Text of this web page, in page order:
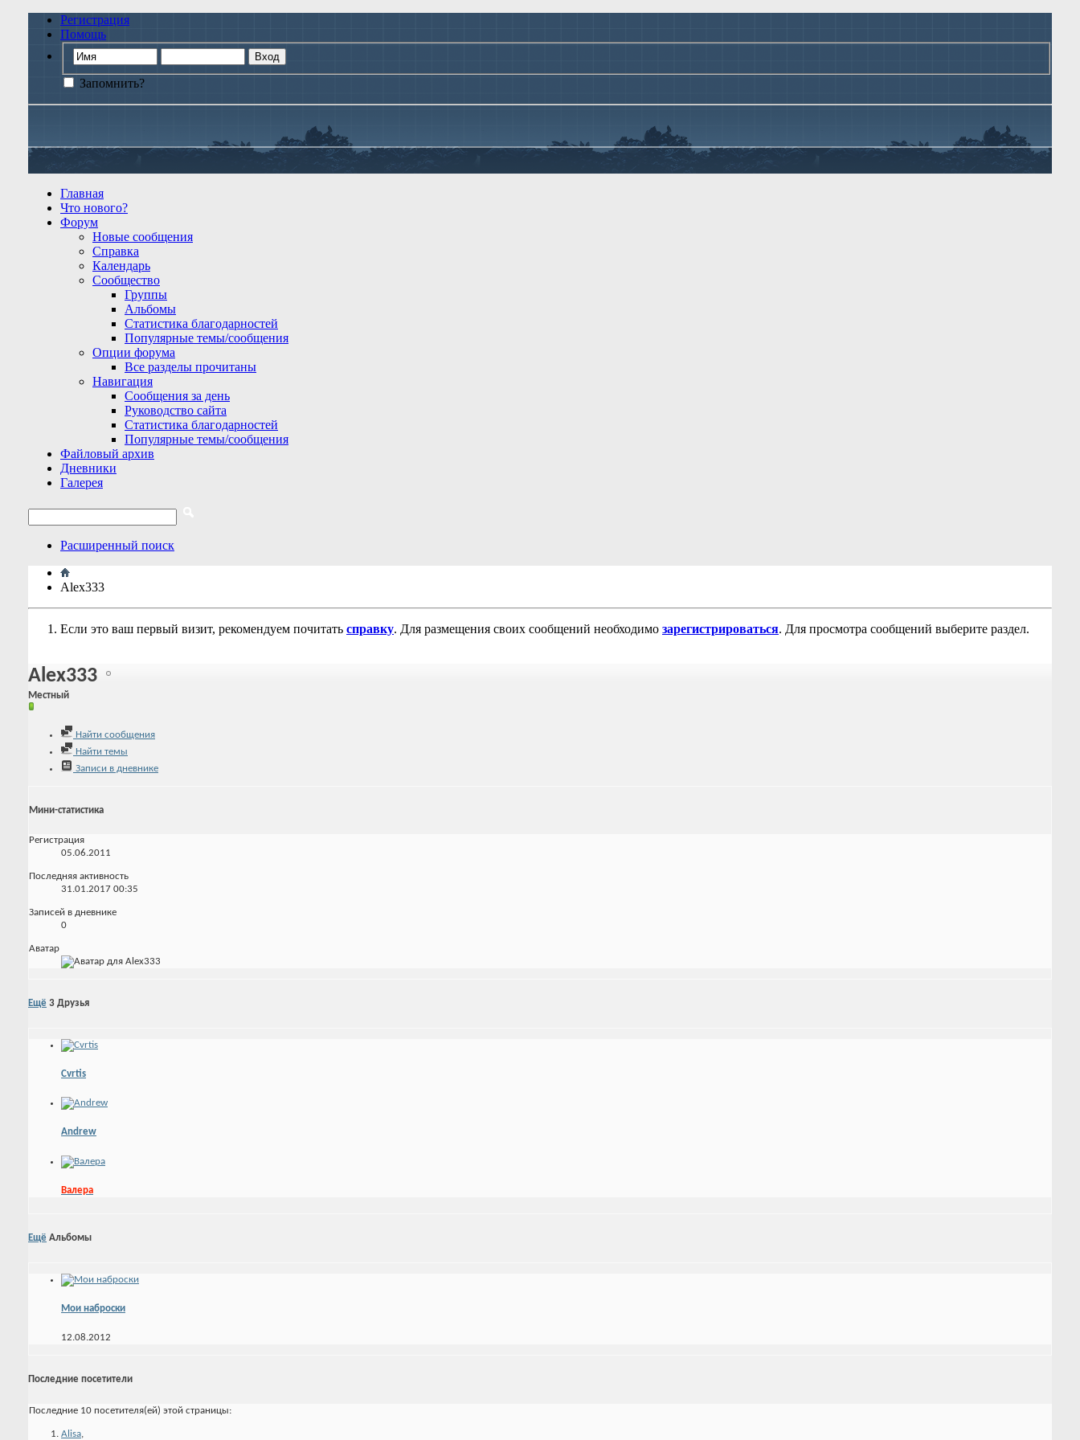
Регистрация
Помощь
Запомнить?
Главная
Что нового?
Форум
Новые сообщения
Справка
Календарь
Сообщество
Группы
Альбомы
Статистика благодарностей
Популярные темы/сообщения
Опции форума
Все разделы прочитаны
Навигация
Сообщения за день
Руководство сайта
Статистика благодарностей
Популярные темы/сообщения
Файловый архив
Дневники
Галерея
Расширенный поиск
Alex333
Если это ваш первый визит, рекомендуем почитать справку. Для размещения своих сообщений необходимо зарегистрироваться. Для просмотра сообщений выберите раздел.
Alex333
Местный
Найти сообщения
Найти темы
Записи в дневнике
Мини-статистика
Регистрация
05.06.2011
Последняя активность
31.01.2017 00:35
Записей в дневнике
0
Аватар
Ещё 3 Друзья
Cvrtis
Andrew
Валера
Ещё Альбомы
Мои наброски
12.08.2012
Последние посетители
Последние 10 посетителя(ей) этой страницы:
Alisa,